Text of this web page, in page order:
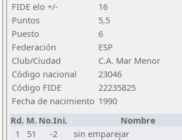
FIDE elo +/-
16
Puntos
5,5
Puesto
6
Federación
ESP
Club/Ciudad
C.A. Mar Menor
Código nacional
23046
Código FIDE
22235825
Fecha de nacimiento 1990
Rd. M. No.Ini. Nombre
1
51 -2 sin emparejar